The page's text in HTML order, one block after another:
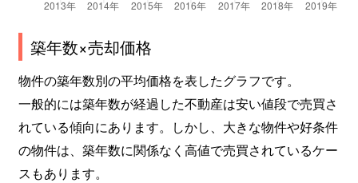
築年数×売却価格
物件の築年数別の平均価格を表したグラフです。
一般的には築年数が経過した不動産は安い値段で売買さ
れている傾向にあります。しかし、大きな物件や好条件
の物件は、築年数に関係なく高値で売買されているケー
スもあります。